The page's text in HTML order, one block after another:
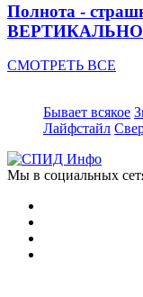
Полнота -
СМОТРЕТЬ ВСЕ
Бывает всякое
Лайфстайл
Мы в социальных